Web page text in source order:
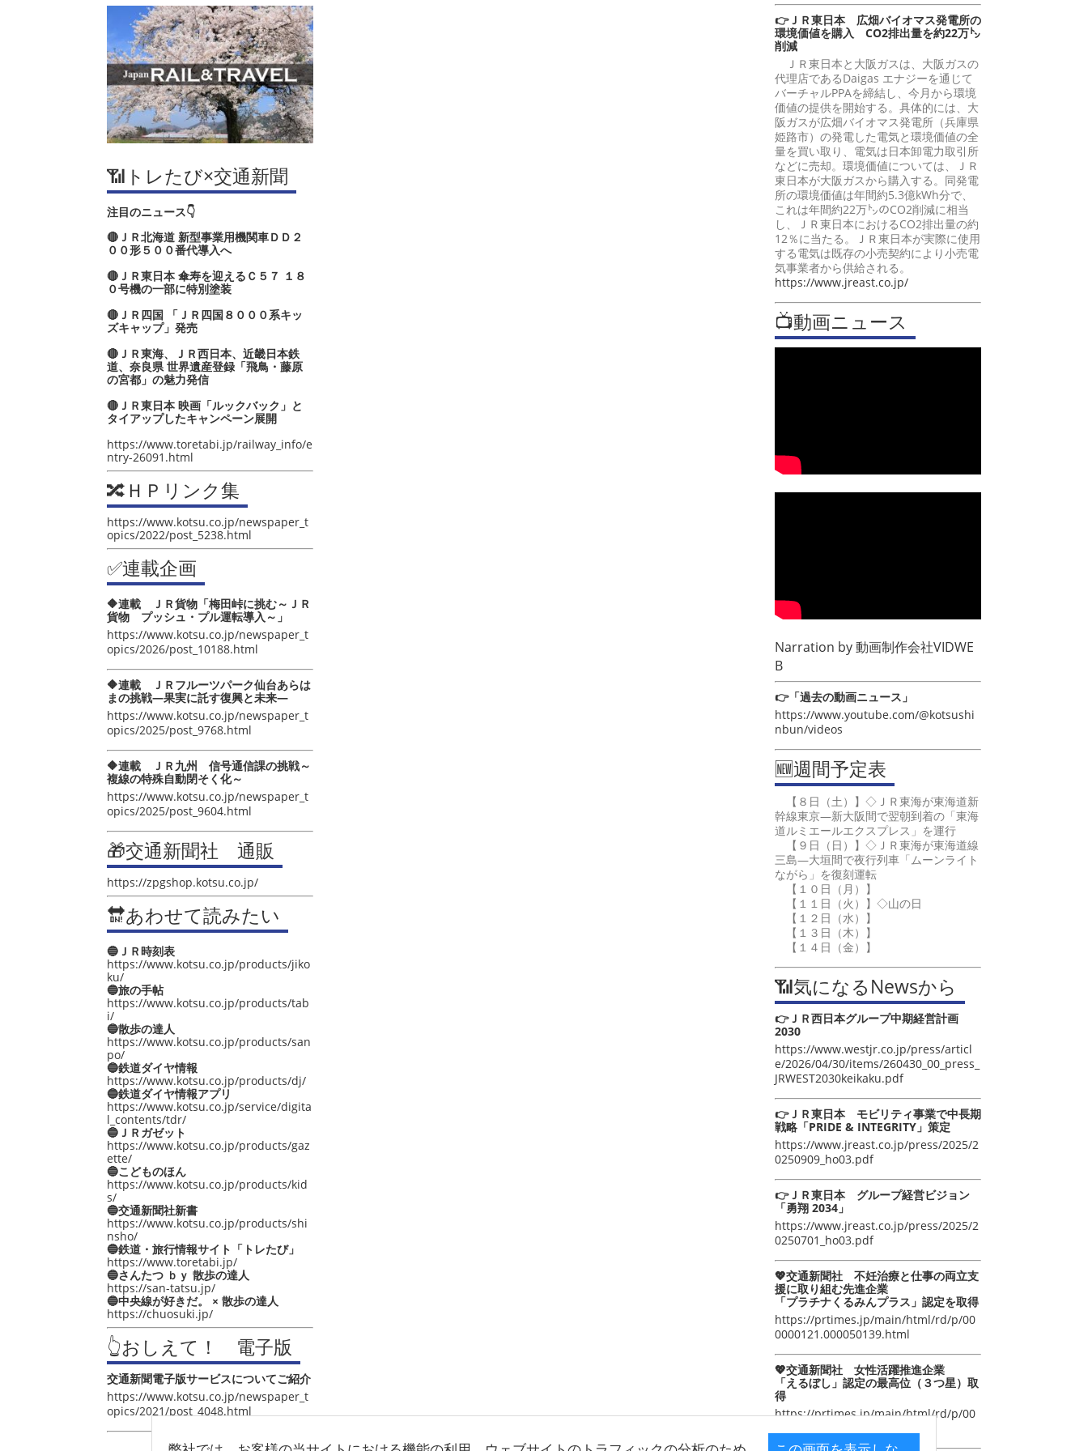
📶トレたび×交通新聞
注目のニュース👇
🔴ＪＲ北海道 新型事業用機関車ＤＤ２
００形５００番代導入へ
🔴ＪＲ東日本 傘寿を迎えるＣ５７ １８
０号機の一部に特別塗装
🔴ＪＲ四国 「ＪＲ四国８０００系キッ
ズキャップ」発売
🔴ＪＲ東海、ＪＲ西日本、近畿日本鉄
道、奈良県 世界遺産登録「飛鳥・藤原
の宮都」の魅力発信
🔴ＪＲ東日本 映画「ルックバック」と
タイアップしたキャンペーン展開
https://www.toretabi.jp/railway_info/e
ntry-26091.html
🔀ＨＰリンク集
https://www.kotsu.co.jp/newspaper_t
opics/2022/post_5238.html
✅連載企画
🔶連載 ＪＲ貨物「梅田峠に挑む～ＪＲ
貨物 プッシュ・プル運転導入～」
https://www.kotsu.co.jp/newspaper_t
opics/2026/post_10188.html
🔶連載 ＪＲフルーツパーク仙台あらは
まの挑戦―果実に託す復興と未来―
https://www.kotsu.co.jp/newspaper_t
opics/2025/post_9768.html
🔶連載 ＪＲ九州 信号通信課の挑戦～
複線の特殊自動閉そく化～
https://www.kotsu.co.jp/newspaper_t
opics/2025/post_9604.html
🎁交通新聞社 通販
https://zpgshop.kotsu.co.jp/
🔛あわせて読みたい
🔵ＪＲ時刻表
https://www.kotsu.co.jp/products/jiko
ku/
🔵旅の手帖
https://www.kotsu.co.jp/products/tab
i/
🔵散歩の達人
https://www.kotsu.co.jp/products/san
po/
🔵鉄道ダイヤ情報
https://www.kotsu.co.jp/products/dj/
🔵鉄道ダイヤ情報アプリ
https://www.kotsu.co.jp/service/digita
l_contents/tdr/
🔵ＪＲガゼット
https://www.kotsu.co.jp/products/gaz
ette/
🔵こどものほん
https://www.kotsu.co.jp/products/kid
s/
🔵交通新聞社新書
https://www.kotsu.co.jp/products/shi
nsho/
🔵鉄道・旅行情報サイト「トレたび」
https://www.toretabi.jp/
🔵さんたつ ｂｙ 散歩の達人
https://san-tatsu.jp/
🔵中央線が好きだ。 × 散歩の達人
https://chuosuki.jp/
👆おしえて！ 電子版
交通新聞電子版サービスについてご紹介
https://www.kotsu.co.jp/newspaper_t
opics/2021/post_4048.html
👉ＪＲ東日本 広畑バイオマス発電所の
環境価値を購入 CO2排出量を約22万㌧
削減
ＪＲ東日本と大阪ガスは、大阪ガスの
代理店であるDaigas エナジーを通じて
バーチャルPPAを締結し、今月から環境
価値の提供を開始する。具体的には、大
阪ガスが広畑バイオマス発電所（兵庫県
姫路市）の発電した電気と環境価値の全
量を買い取り、電気は日本卸電力取引所
などに売却。環境価値については、ＪＲ
東日本が大阪ガスから購入する。同発電
所の環境価値は年間約5.3億kWh分で、
これは年間約22万㌧のCO2削減に相当
し、ＪＲ東日本におけるCO2排出量の約
12％に当たる。ＪＲ東日本が実際に使用
する電気は既存の小売契約により小売電
気事業者から供給される。
https://www.jreast.co.jp/
📺動画ニュース
Narration by動画制作会社VIDWE
B
👉「過去の動画ニュース」
https://www.youtube.com/@kotsushi
nbun/videos
🆕週間予定表
【８日（土）】◇ＪＲ東海が東海道新
幹線東京―新大阪間で翌朝到着の「東海
道ルミエールエクスプレス」を運行
【９日（日）】◇ＪＲ東海が東海道線
三島―大垣間で夜行列車「ムーンライト
ながら」を復刻運転
【１０日（月）】
【１１日（火）】◇山の日
【１２日（水）】
【１３日（木）】
【１４日（金）】
📶気になるNewsから
👉ＪＲ西日本グループ中期経営計画
2030
https://www.westjr.co.jp/press/articl
e/2026/04/30/items/260430_00_press_
JRWEST2030keikaku.pdf
👉ＪＲ東日本 モビリティ事業で中長期
戦略「PRIDE & INTEGRITY」策定
https://www.jreast.co.jp/press/2025/2
0250909_ho03.pdf
👉ＪＲ東日本 グループ経営ビジョン
「勇翔 2034」
https://www.jreast.co.jp/press/2025/2
0250701_ho03.pdf
💖交通新聞社 不妊治療と仕事の両立支
援に取り組む先進企業
「プラチナくるみんプラス」認定を取得
https://prtimes.jp/main/html/rd/p/00
0000121.000050139.html
💖交通新聞社 女性活躍推進企業
「えるぼし」認定の最高位（３つ星）取
得
https://prtimes.jp/main/html/rd/p/00